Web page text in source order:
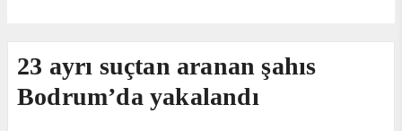
23 ayrı suçtan aranan şahıs
Bodrum’da yakalandı